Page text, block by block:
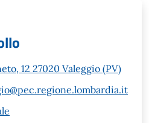
12 27020 Valeggio (PV)